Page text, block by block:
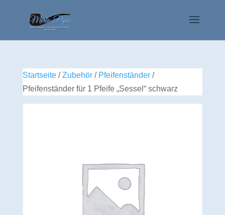
Startseite/Zubehör/ Pfeifenständer/
Pfeifenständer für 1 Pfeife „Sessel“ schwarz